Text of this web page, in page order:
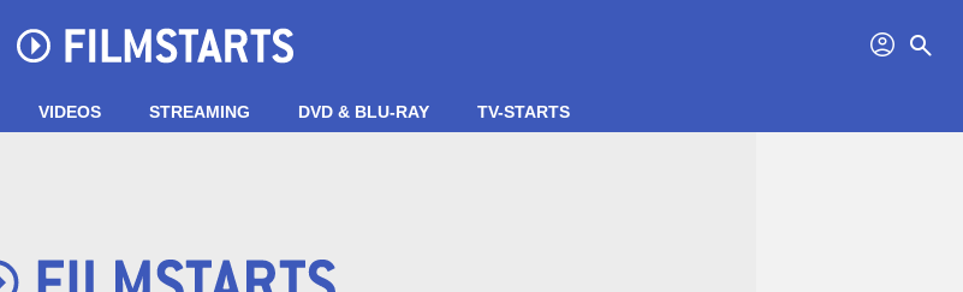
profil search
VIDEOS STREAMING DVD & BLU-RAY TV-STARTS